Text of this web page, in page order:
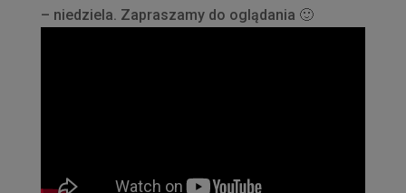
– niedziela. Zapraszamy do oglądania 🙂